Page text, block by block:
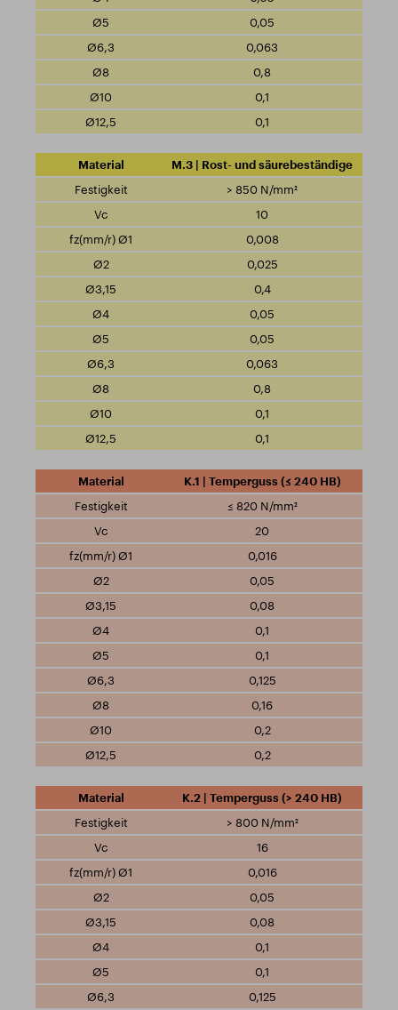
0,05
0,063
0,8
0,1
0,1
M.3 | Rost- und säurebeständige
> 850 N/mm²
10
0,008
0,025
0,4
0,05
0,05
0,063
0,8
0,1
0,1
K.1 | Temperguss (≤ 240 HB)
≤ 820 N/mm²
20
0,016
0,05
0,08
0,1
0,1
0,125
0,16
0,2
0,2
K.2 | Temperguss (> 240 HB)
> 800 N/mm²
16
0,016
0,05
0,08
0,1
0,1
0,125